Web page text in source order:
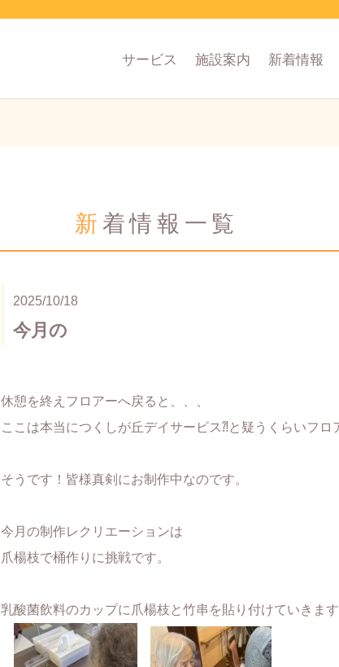
サービス 施設案内 新着情報
新着情報一覧
2025/10/18
今月の
休憩を終えフロアーへ戻ると、、、
ここは本当につくしが丘デイサービス⁈と疑うくらいフロ
そうです！皆様真剣にお制作中なのです。
今月の制作レクリエーションは
爪楊枝で桶作りに挑戦です。
乳酸菌飲料のカップに爪楊枝と竹串を貼り付けていきま